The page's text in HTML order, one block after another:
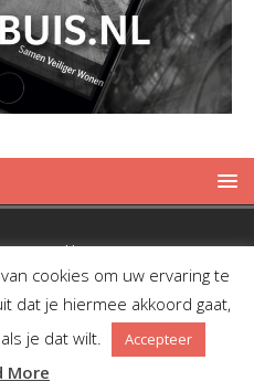
Spreekbuis
cookies om uw ervaring te
dat je hiermee akkoord gaat,
je dat wilt.
Accepteer
More